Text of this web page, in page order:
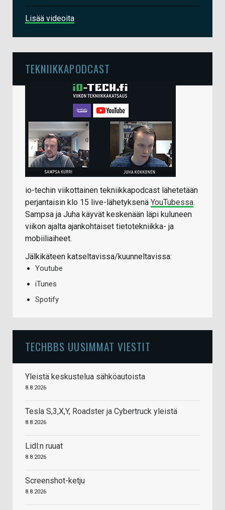
Lisää videoita
TEKNIIKKAPODCAST
io-techin viikottainen tekniikkapodcast lähetetään
perjantaisin klo 15 live-lähetyksenä YouTubessa.
Sampsa ja Juha käyvät keskenään läpi kuluneen
viikon ajalta ajankohtaiset tietotekniikka- ja
mobiiliaiheet.
Jälkikäteen katseltavissa/kuunneltavissa:
Youtube
iTunes
Spotify
TECHBBS UUSIMMAT VIESTIT
Yleistä keskustelua sähköautoista
8.8.2026
Tesla S,3,X,Y, Roadster ja Cybertruck yleistä
8.8.2026
Lidl:n ruuat
8.8.2026
Screenshot-ketju
8.8.2026